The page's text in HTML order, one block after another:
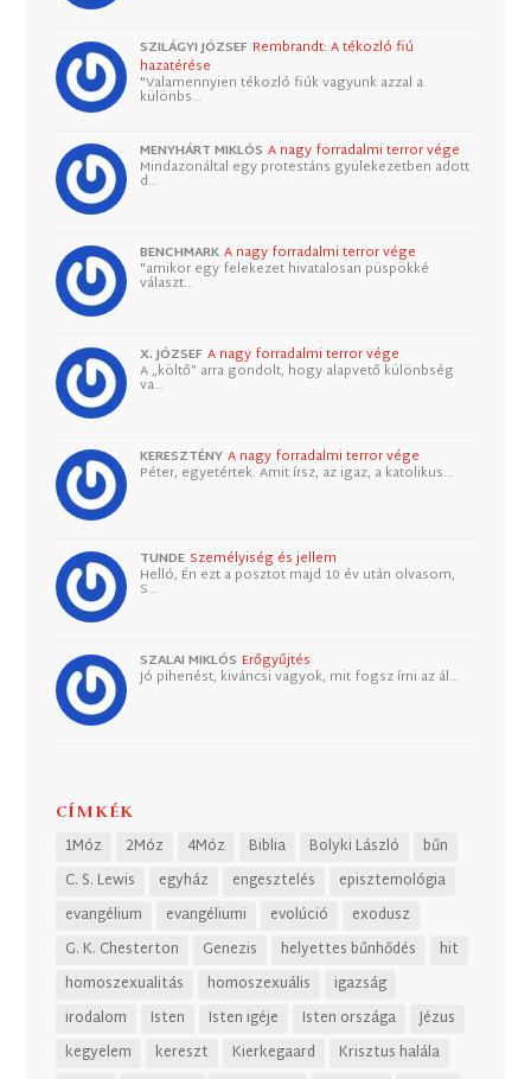
SZILÁGYI JÓZSEF Rembrandt: A tékozló fiú
hazatérése
"Valamennyien tékozló fiúk vagyunk azzal a
különbs…
MENYHÁRT MIKLÓS A nagy forradalmi terror vége
Mindazonáltal egy protestáns gyülekezetben adott
d…
BENCHMARK A nagy forradalmi terror vége
"amikor egy felekezet hivatalosan püspökké
választ…
X. JÓZSEF A nagy forradalmi terror vége
A „költő” arra gondolt, hogy alapvető különbség
va…
KERESZTÉNY A nagy forradalmi terror vége
Péter, egyetértek. Amit írsz, az igaz, a katolikus…
TUNDE Személyiség és jellem
Helló, Én ezt a posztot majd 10 év után olvasom,
S…
SZALAI MIKLÓS Erőgyűjtés
Jó pihenést, kiváncsi vagyok, mit fogsz írni az ál…
CÍMKÉK
1Móz 2Móz 4Móz Biblia Bolyki László
bűn
C. S. Lewis
egyház engesztelés
episztemológia
evangélium
evangéliumi evolúció
exodusz
G. K. Chesterton
Genezis helyettes bűnhődés
hit
homoszexualitás
homoszexuális
igazság
irodalom
Isten Isten igéje Isten országa
Jézus
kegyelem
kereszt Kierkegaard
Krisztus halála